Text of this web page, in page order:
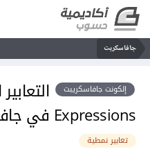
جافاسكربت
إلكونت جافاسكريبت
Expressions في جافاسكريبت
تعابير نمطية